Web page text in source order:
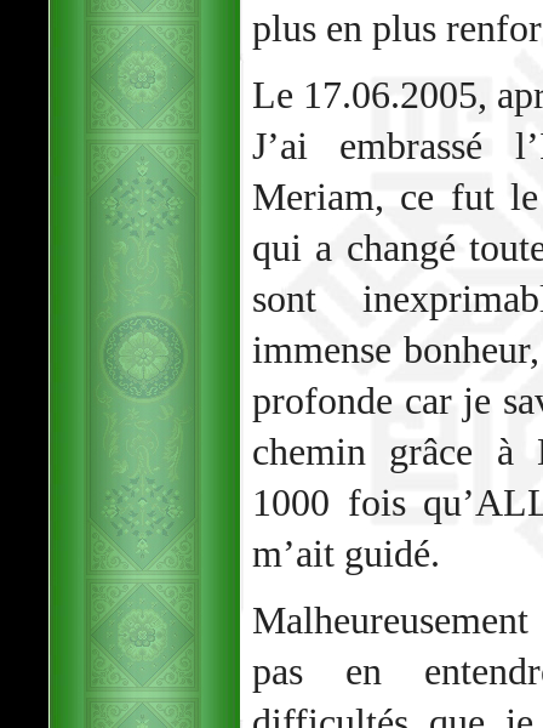
plus en plus
Le 17.06.2005,
J’ai embrassé
Meriam, ce fut le
qui a changé
sont
immense
profonde car je
chemin grâce à
1000 fois
m’ait guidé.
pas en